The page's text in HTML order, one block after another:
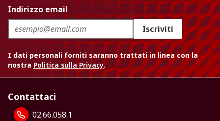
Indirizzo email
Iscriviti
I dati personali forniti saranno trattati in linea con la
nostra Politica sulla Privacy.
Contattaci
02.66.058.1